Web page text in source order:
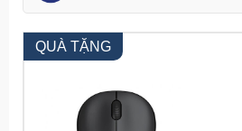
QUÀ TẶNG